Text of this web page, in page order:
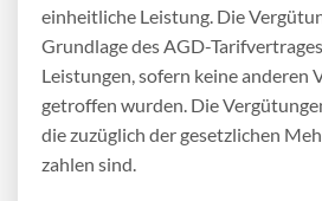
einheitliche Leistung. Die
Grundlage des AGD-
Leistungen, sofern keine anderen
getroffen wurden. Die
die zuzüglich der gesetzlichen
zahlen sind.